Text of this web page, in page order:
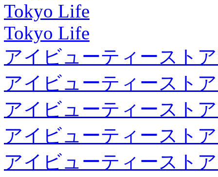
Tokyo Life
Tokyo Life
アイビューティースト
アイビューティースト
アイビューティースト
アイビューティースト
アイビューティースト